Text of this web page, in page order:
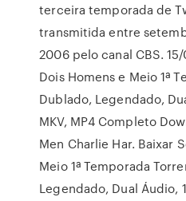
terceira temporada de
transmitida entre
2006 pelo canal CBS. 15/
Dois Homens e Meio 1ª
Dublado, Legendado,
MKV, MP4 Completo
Men Charlie Har. Baixar
Meio 1ª Temporada
Legendado, Dual Áudio,